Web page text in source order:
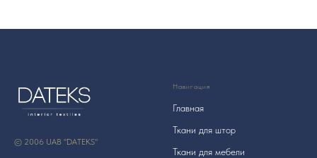
© 2006 UAB "DATEKS"
Навигация
Главная
Ткани для штор
Ткани для мебели